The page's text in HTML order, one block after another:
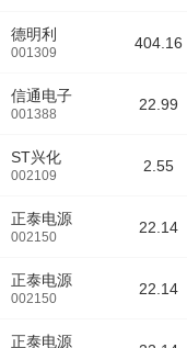
德明利
001309
信通电子
001388
ST兴化
002109
正泰电源
002150
正泰电源
002150
正泰电源
404.16
22.99
2.55
22.14
22.14